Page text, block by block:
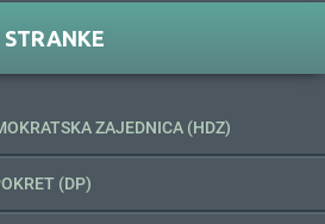
ZAJEDNICA (HDZ)
(DP)